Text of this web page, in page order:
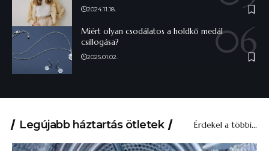
2024.11.18.
Miért olyan csodálatos a holdkő medál
csillogása?
2025.01.02.
Legújabb háztartás ötletek Érdekel a többi...